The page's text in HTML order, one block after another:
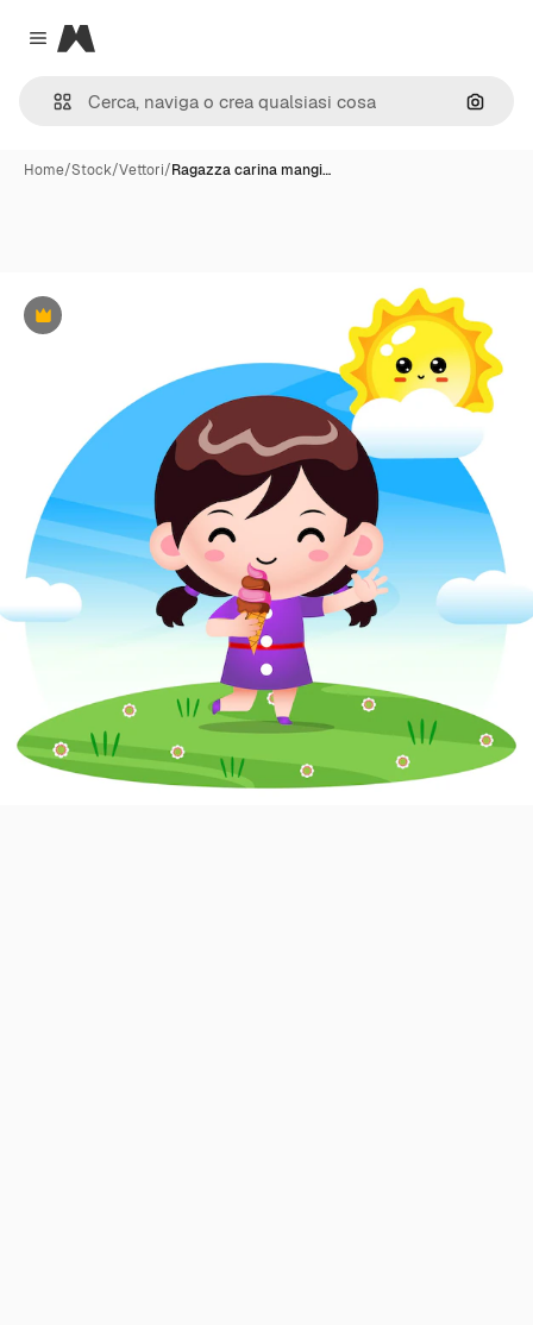
Close menu
Magnific
Cerca
Home/Stock/Vettori/Ragazza carina mangi…
Premium